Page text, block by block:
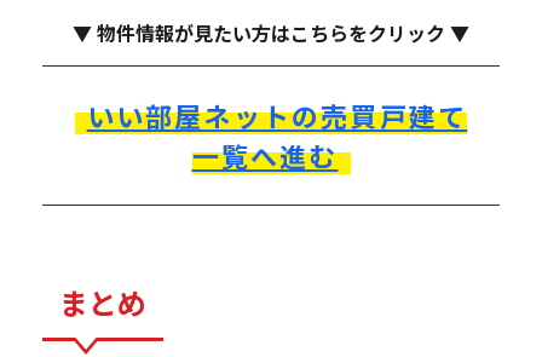
▼ 物件情報が見たい方はこちらをクリック ▼
いい部屋ネットの売買戸建て
一覧へ進む
まとめ